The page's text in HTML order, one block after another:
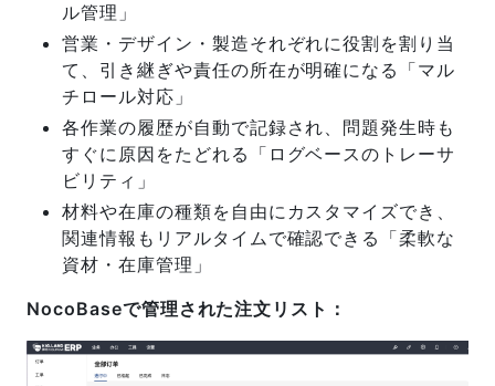
ル管理」
営業・デザイン・製造それぞれに役割を割り当
て、引き継ぎや責任の所在が明確になる「マル
チロール対応」
各作業の履歴が自動で記録され、問題発生時も
すぐに原因をたどれる「ログベースのトレーサ
ビリティ」
材料や在庫の種類を自由にカスタマイズでき、
関連情報もリアルタイムで確認できる「柔軟な
資材・在庫管理」
NocoBaseで管理された注文リスト：